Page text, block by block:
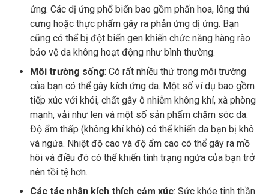
ứng. Các dị ứng phổ biến bao gồm phấn hoa, lông thú
cưng hoặc thực phẩm gây ra phản ứng dị ứng. Bạn
cũng có thể bị đột biến gen khiến chức năng hàng rào
bảo vệ da không hoạt động như bình thường.
Môi trường sống: Có rất nhiều thứ trong môi trường
của bạn có thể gây kích ứng da. Một số ví dụ bao gồm
tiếp xúc với khói, chất gây ô nhiễm không khí, xà phòng
mạnh, vải như len và một số sản phẩm chăm sóc da.
Độ ẩm thấp (không khí khô) có thể khiến da bạn bị khô
và ngứa. Nhiệt độ cao và độ ẩm cao có thể gây ra mồ
hôi và điều đó có thể khiến tình trạng ngứa của bạn trở
nên tồi tệ hơn.
Các tác nhân kích thích cảm xúc: Sức khỏe tinh thần